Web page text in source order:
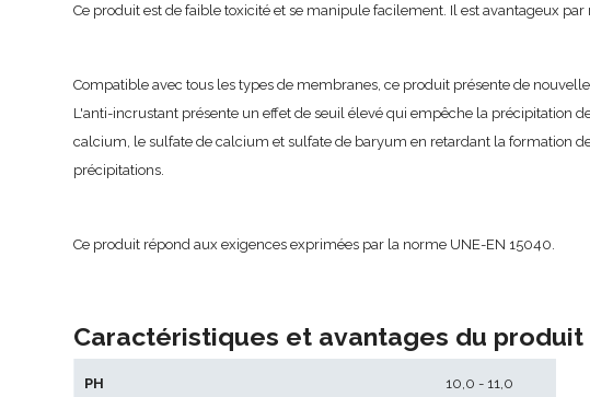
Ce produit est de faible toxicité et se manipule facilement. Il est avantageux
Compatible avec tous les types de membranes, ce produit présente de
L'anti-incrustant présente un effet de seuil élevé qui empêche la précipitation
calcium, le sulfate de calcium et sulfate de baryum en retardant la formation
précipitations.
Ce produit répond aux exigences exprimées par la norme UNE-EN 15040.
Caractéristiques et avantages du produit
PH 10,0 - 11,0